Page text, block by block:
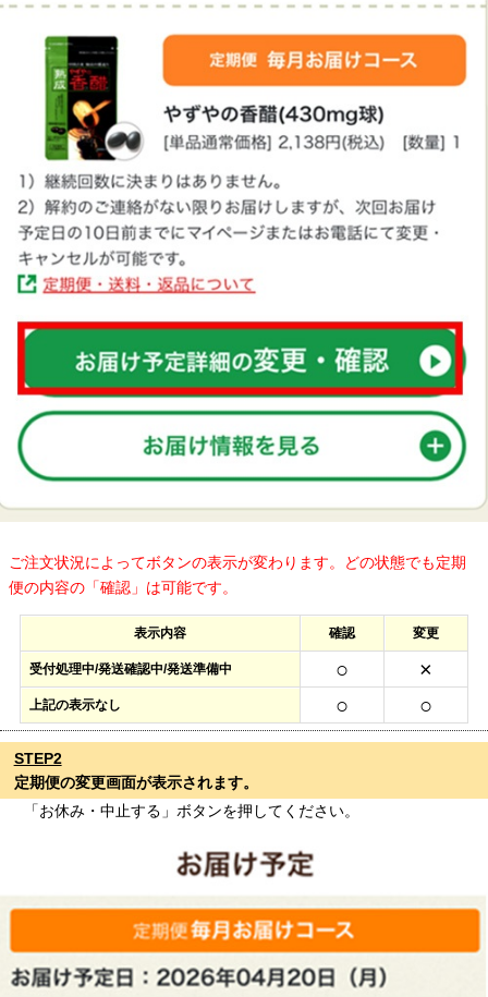
ご注文状況によってボタンの表示が変わります。どの状態でも定期
便の内容の「確認」は可能です。
表示内容 確認 変更
受付処理中/発送確認中/発送準備中 ○ ×
上記の表示なし ○ ○
STEP2
定期便の変更画面が表示されます。
「お休み・中止する」ボタンを押してください。